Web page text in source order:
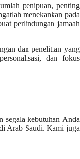
penipuan, penting
menekankan pada
perlindungan jamaah
dan penelitian yang
dan fokus
segala kebutuhan Anda
Arab Saudi. Kami juga